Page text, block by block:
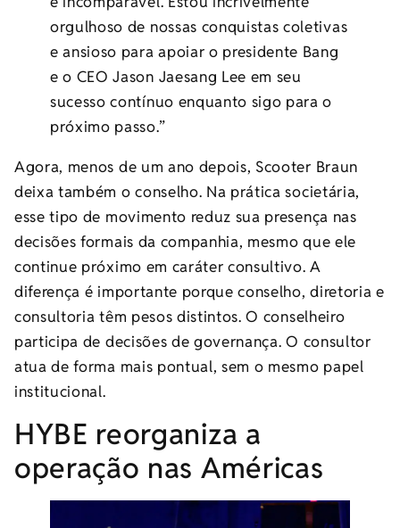
orgulhoso de nossas conquistas coletivas
e ansioso para apoiar o presidente Bang
e o CEO Jason Jaesang Lee em seu
sucesso contínuo enquanto sigo para o
próximo passo.”
Agora, menos de um ano depois, Scooter Braun
deixa também o conselho. Na prática societária,
esse tipo de movimento reduz sua presença nas
decisões formais da companhia, mesmo que ele
continue próximo em caráter consultivo. A
diferença é importante porque conselho, diretoria e
consultoria têm pesos distintos. O conselheiro
participa de decisões de governança. O consultor
atua de forma mais pontual, sem o mesmo papel
institucional.
HYBE reorganiza a
operação nas Américas